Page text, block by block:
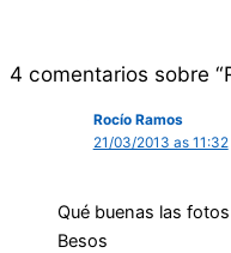
4 comentarios sobre
Rocío Ramos
21/03/2013 as 11:32
Qué buenas las
Besos